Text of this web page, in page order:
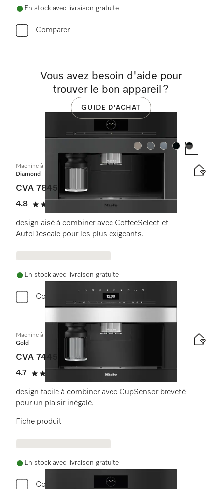
En stock avec livraison gratuite
Comparer
Couleur:
Couleur:
Couleur:
Couleur:Couleur:
Machine à café automatique encastrable avec DirectWater
Diamond
CVA 7845
4.8
4.8 étoiles sur 5
(13 critiques)
design aisé à combiner avec CoffeeSelect et
AutoDescale pour les plus exigeants.
En stock avec livraison gratuite
Comparer
Machine à café automatique encastrable avec DirectWater
Gold
CVA 7445
4.7
4.7 étoiles sur 5
(9 critiques)
design facile à combiner avec CupSensor breveté
pour un plaisir inégalé.
Fiche produit
En stock avec livraison gratuite
Comparer
Vous avez besoin d'aide pour
trouver le bon appareil ?
GUIDE D'ACHAT